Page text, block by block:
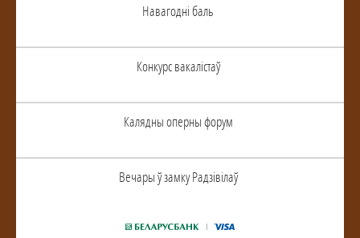
Навагоднi баль
Конкурс вакалiстаў
Калядны оперны форум
Вечары ў замку Радзiвiлаў